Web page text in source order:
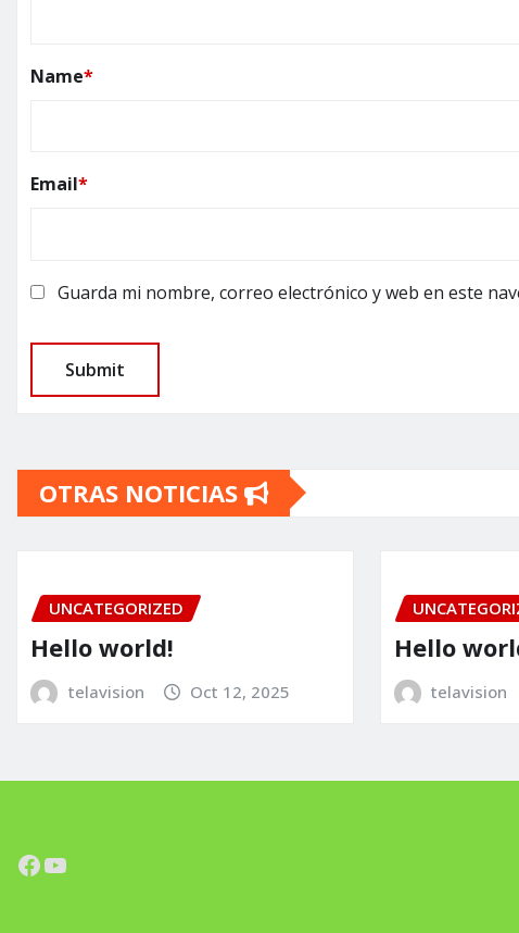
Name*
Email*
Guarda mi nombre, correo electrónico y web en este
OTRAS NOTICIAS
UNCATEGORIZED
Hello world!
telavision Oct 12, 2025
Hello
telavision
Facebook
YouTube